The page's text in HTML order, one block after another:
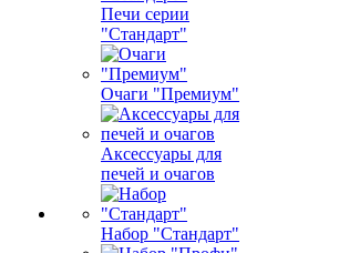
Печи серии
"Стандарт"
Очаги "Премиум"
Аксессуары для
печей и очагов
Набор "Стандарт"